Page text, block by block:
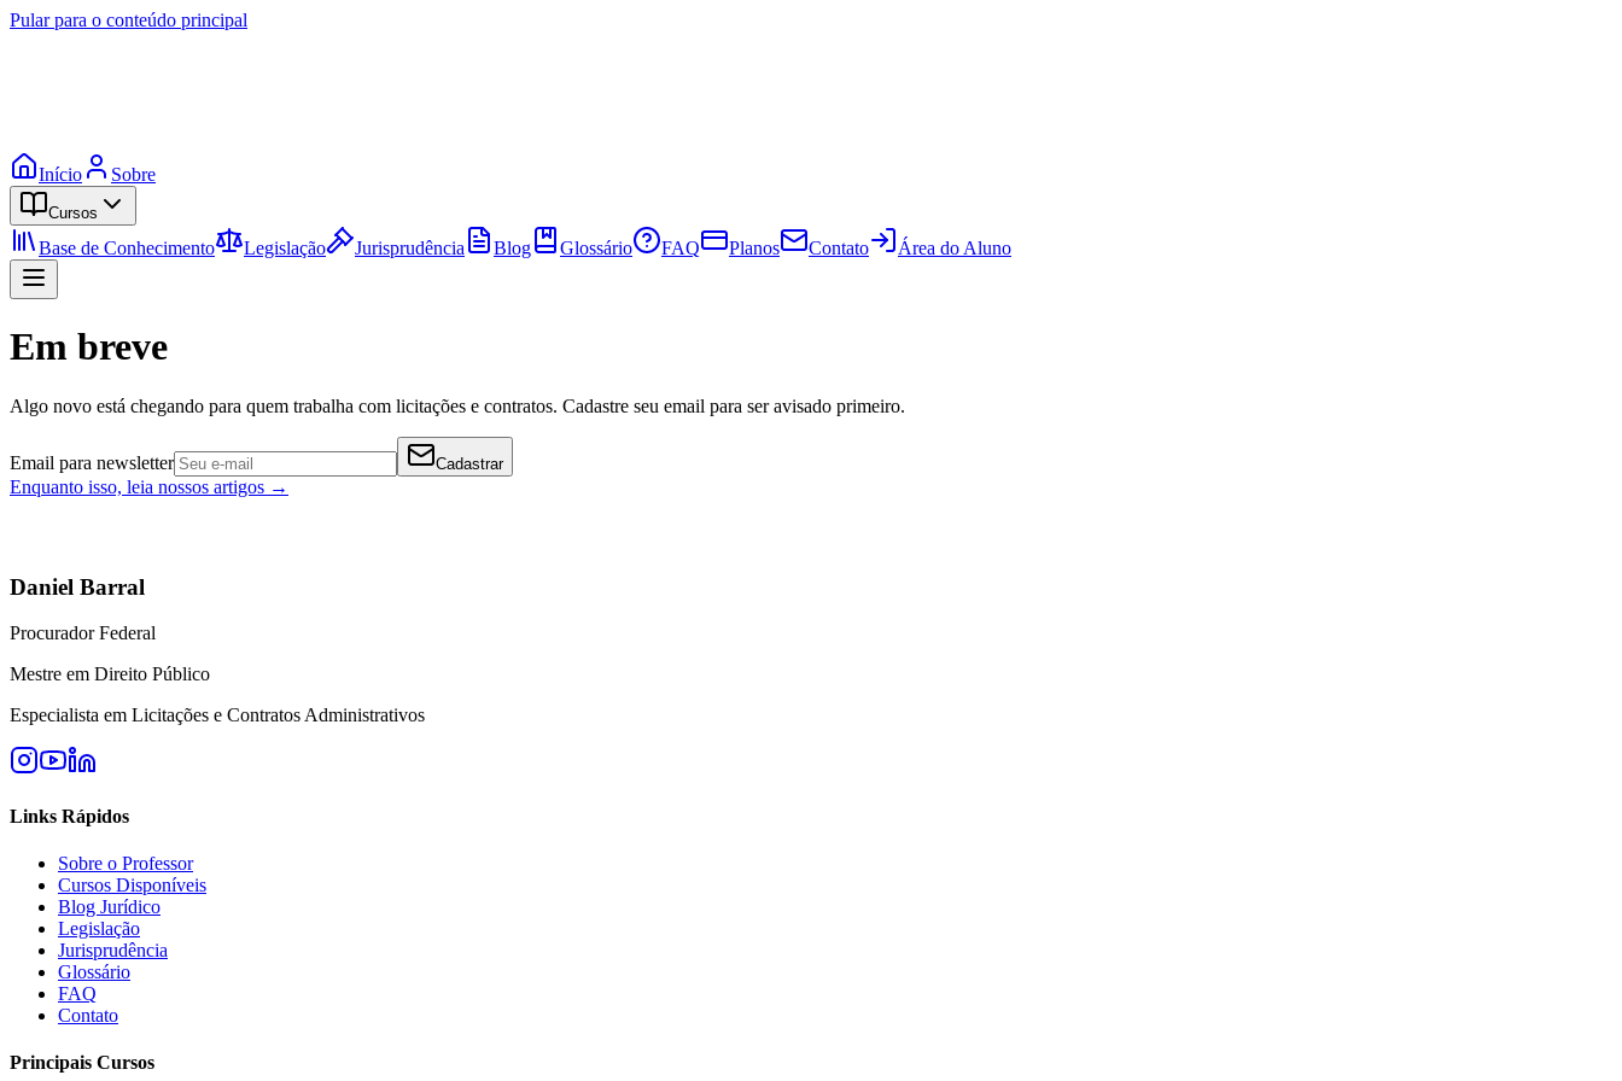
Pular para o conteúdo principal
Início Sobre
Cursos
Base de Conhecimento Legislação Jurisprudência Blog Glossário FAQ Planos Contato Área do Aluno
Em breve
Algo novo está chegando para quem trabalha com licitações e contratos. Cadastre seu email para ser avisado primeiro.
Email para newsletter Cadastrar
Enquanto isso, leia nossos artigos →
Daniel Barral
Procurador Federal
Mestre em Direito Público
Especialista em Licitações e Contratos Administrativos
Links Rápidos
Sobre o Professor
Cursos Disponíveis
Blog Jurídico
Legislação
Jurisprudência
Glossário
FAQ
Contato
Principais Cursos